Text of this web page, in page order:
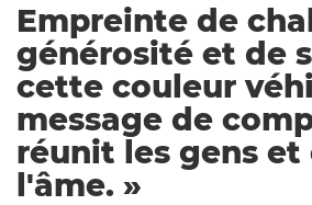
Empreinte de
générosité et de
cette couleur
message de
réunit les gens
l'âme. »